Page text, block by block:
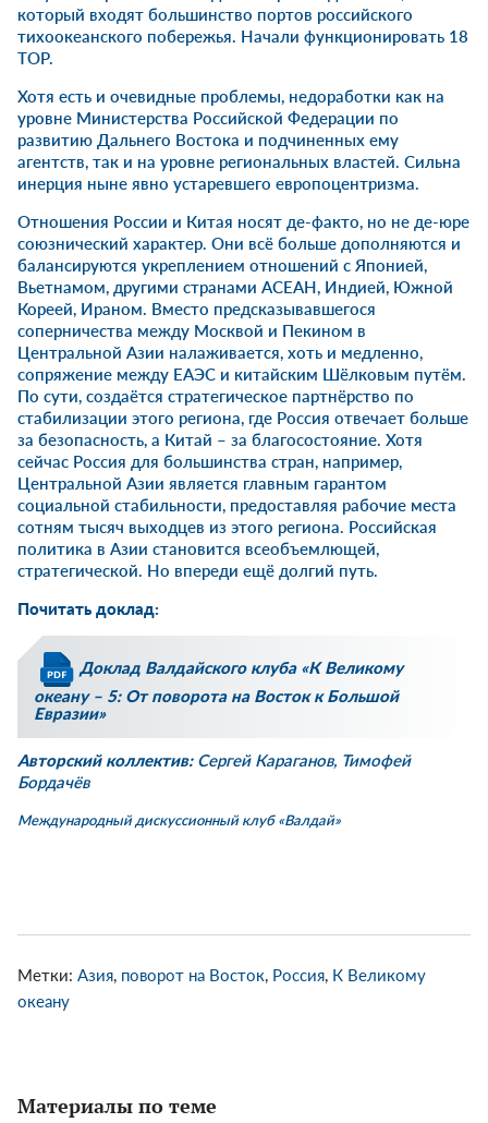
который входят большинство портов российского
тихоокеанского побережья. Начали функционировать 18
ТОР.
Хотя есть и очевидные проблемы, недоработки как на
уровне Министерства Российской Федерации по
развитию Дальнего Востока и подчиненных ему
агентств, так и на уровне региональных властей. Сильна
инерция ныне явно устаревшего европоцентризма.
Отношения России и Китая носят де-факто, но не де-юре
союзнический характер. Они всё больше дополняются и
балансируются укреплением отношений с Японией,
Вьетнамом, другими странами АСЕАН, Индией, Южной
Кореей, Ираном. Вместо предсказывавшегося
соперничества между Москвой и Пекином в
Центральной Азии налаживается, хоть и медленно,
сопряжение между ЕАЭС и китайским Шёлковым путём.
По сути, создаётся стратегическое партнёрство по
стабилизации этого региона, где Россия отвечает больше
за безопасность, а Китай – за благосостояние. Хотя
сейчас Россия для большинства стран, например,
Центральной Азии является главным гарантом
социальной стабильности, предоставляя рабочие места
сотням тысяч выходцев из этого региона. Российская
политика в Азии становится всеобъемлющей,
стратегической. Но впереди ещё долгий путь.
Почитать доклад:
Доклад Валдайского клуба «К Великому
океану – 5: От поворота на Восток к Большой
Евразии»
Авторский коллектив: Сергей Караганов, Тимофей
Бордачёв
Международный дискуссионный клуб «Валдай»
Метки: Азия, поворот на Восток, Россия, К Великому
океану
Материалы по теме